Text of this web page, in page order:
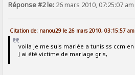
Réponse #2 le: 26 mars 2010, 07:25:07 am
Citation de: nanou29 le 26 mars 2010, 03:15:57
voila je me suis mariée a tunis ss ccm en
J ai été victime de mariage gris,